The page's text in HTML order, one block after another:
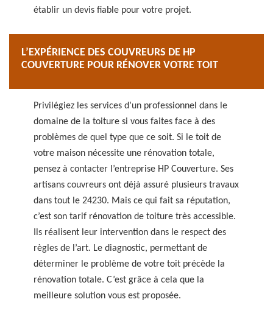
établir un devis fiable pour votre projet.
L’EXPÉRIENCE DES COUVREURS DE HP
COUVERTURE POUR RÉNOVER VOTRE TOIT
Privilégiez les services d’un professionnel dans le
domaine de la toiture si vous faites face à des
problèmes de quel type que ce soit. Si le toit de
votre maison nécessite une rénovation totale,
pensez à contacter l’entreprise HP Couverture. Ses
artisans couvreurs ont déjà assuré plusieurs travaux
dans tout le 24230. Mais ce qui fait sa réputation,
c’est son tarif rénovation de toiture très accessible.
Ils réalisent leur intervention dans le respect des
règles de l’art. Le diagnostic, permettant de
déterminer le problème de votre toit précède la
rénovation totale. C’est grâce à cela que la
meilleure solution vous est proposée.